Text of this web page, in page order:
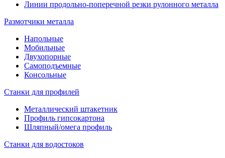
Линии продольно-поперечной резки рулонного металла
Размотчики металла
Напольные
Мобильные
Двухопорные
Самоподъемные
Консольные
Станки для профилей
Металлический штакетник
Профиль гипсокартона
Шляпный/омега профиль
Станки для водостоков